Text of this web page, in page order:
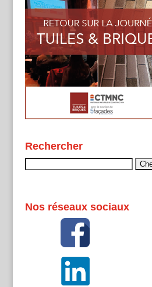
Rechercher
Nos réseaux sociaux